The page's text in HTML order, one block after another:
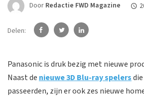
Door Redactie FWD Magazine
Delen:
Panasonic is druk bezig met nieuwe
Naast de nieuwe 3D Blu-ray spelers
passeerden, zijn er ook zes nieuwe